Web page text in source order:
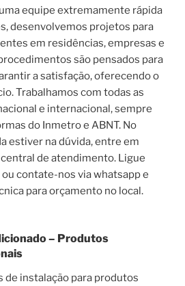
equipe extremamente rápida
desenvolvemos projetos para
em residências, empresas e
são pensados para
a satisfação, oferecendo o
Trabalhamos com todas as
e internacional, sempre
do Inmetro e ABNT. No
estiver na dúvida, entre em
de atendimento. Ligue
ou contate-nos via whatsapp e
para orçamento no local.
– Produtos
de instalação para produtos